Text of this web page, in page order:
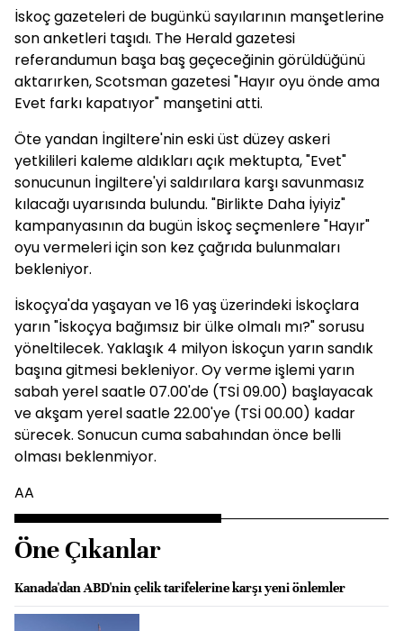
İskoç gazeteleri de bugünkü sayılarının manşetlerine
son anketleri taşıdı. The Herald gazetesi
referandumun başa baş geçeceğinin görüldüğünü
aktarırken, Scotsman gazetesi "Hayır oyu önde ama
Evet farkı kapatıyor" manşetini atti.
Öte yandan İngiltere'nin eski üst düzey askeri
yetkilileri kaleme aldıkları açık mektupta, "Evet"
sonucunun İngiltere'yi saldırılara karşı savunmasız
kılacağı uyarısında bulundu. "Birlikte Daha İyiyiz"
kampanyasının da bugün İskoç seçmenlere "Hayır"
oyu vermeleri için son kez çağrıda bulunmaları
bekleniyor.
İskoçya'da yaşayan ve 16 yaş üzerindeki İskoçlara
yarın "İskoçya bağımsız bir ülke olmalı mı?" sorusu
yöneltilecek. Yaklaşık 4 milyon İskoçun yarın sandık
başına gitmesi bekleniyor. Oy verme işlemi yarın
sabah yerel saatle 07.00'de (TSİ 09.00) başlayacak
ve akşam yerel saatle 22.00'ye (TSİ 00.00) kadar
sürecek. Sonucun cuma sabahından önce belli
olması beklenmiyor.
AA
Öne Çıkanlar
Kanada'dan ABD'nin çelik tarifelerine karşı yeni önlemler